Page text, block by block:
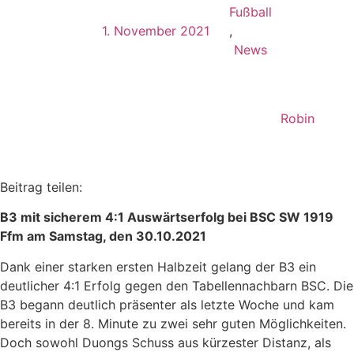
1. November 2021
Fußball
,
News
Robin
Beitrag teilen:
B3 mit sicherem 4:1 Auswärtserfolg bei BSC SW 1919
Ffm am Samstag, den 30.10.2021
Dank einer starken ersten Halbzeit gelang der B3 ein
deutlicher 4:1 Erfolg gegen den Tabellennachbarn BSC. Die
B3 begann deutlich präsenter als letzte Woche und kam
bereits in der 8. Minute zu zwei sehr guten Möglichkeiten.
Doch sowohl Duongs Schuss aus kürzester Distanz, als